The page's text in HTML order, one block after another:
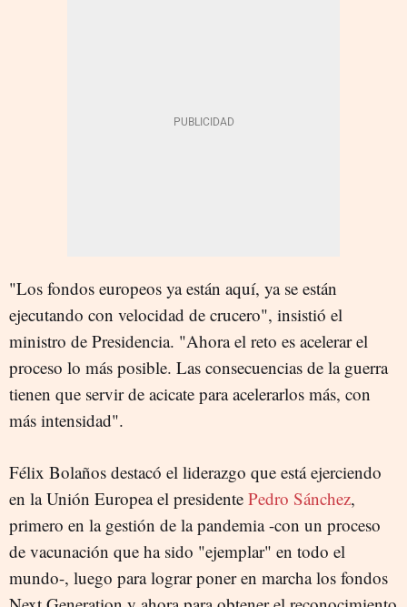
"Los fondos europeos ya están aquí, ya se están
ejecutando con velocidad de crucero", insistió el
ministro de Presidencia. "Ahora el reto es acelerar el
proceso lo más posible. Las consecuencias de la guerra
tienen que servir de acicate para acelerarlos más, con
más intensidad".
Félix Bolaños destacó el liderazgo que está ejerciendo
en la Unión Europea el presidente Pedro Sánchez,
primero en la gestión de la pandemia -con un proceso
de vacunación que ha sido "ejemplar" en todo el
mundo-, luego para lograr poner en marcha los fondos